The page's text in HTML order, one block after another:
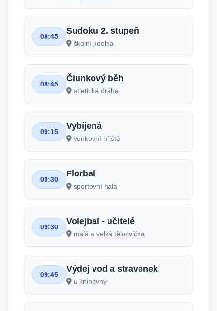
08:45
Sudoku 2. stupeň
školní jídelna
08:45
Člunkový běh
atletická dráha
09:15
Vybíjená
venkovní hřiště
09:30
Florbal
sportovní hala
09:30
Volejbal - učitelé
malá a velká tělocvična
09:45
Výdej vod a stravenek
u knihovny